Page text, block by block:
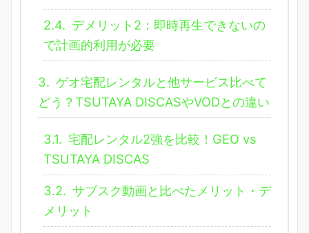
2.4. デメリット2：即時再生できないの
で計画的利用が必要
3. ゲオ宅配レンタルと他サービス比べて
どう？TSUTAYA DISCASやVODとの違い
3.1. 宅配レンタル2強を比較！GEO vs
TSUTAYA DISCAS
3.2. サブスク動画と比べたメリット・デ
メリット